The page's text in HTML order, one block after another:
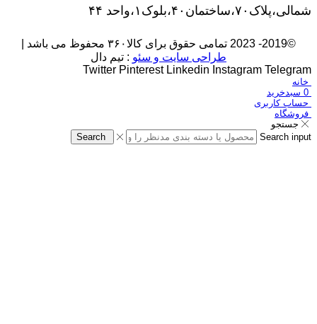
شمالی،پلاک۷۰،ساختمان۴۰،بلوک۱،واحد ۴۴
©2019- 2023 تمامی حقوق برای کالا۳۶۰ محفوظ می باشد |
طراحی سایت و سئو : تیم دال
Twitter Pinterest Linkedin Instagram Telegram
خانه
0 سبدخرید
حساب کاربری
فروشگاه
جستجو
Search input
Search